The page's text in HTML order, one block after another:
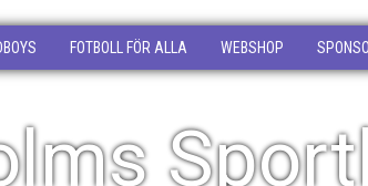
FOTBOLL FÖR ALLA WEBSHOP